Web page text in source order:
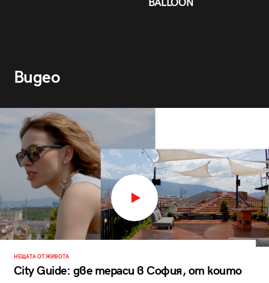
BALLOON
Видео
НЕЩАТА ОТ ЖИВОТА
City Guide: две тераси в София, от които